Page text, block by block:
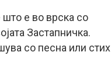
што е во врска со
Застапничка.
со песна или стих